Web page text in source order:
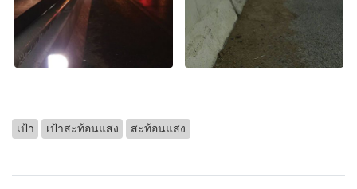
เป้า เป้าสะท้อนแสง สะท้อนแสง